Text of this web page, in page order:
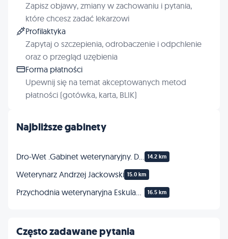
Najbliższe gabinety
14.2 km
Weterynarz Andrzej Jackowski 15.0 km
16.5 km
Często zadawane pytania
Zapisz objawy, zmiany w zachowaniu i pytania,
które chcesz zadać lekarzowi
Profilaktyka
Zapytaj o szczepienia, odrobaczenie i odpchlenie
oraz o przegląd uzębienia
Forma płatności
Upewnij się na temat akceptowanych metod
płatności (gotówka, karta, BLIK)